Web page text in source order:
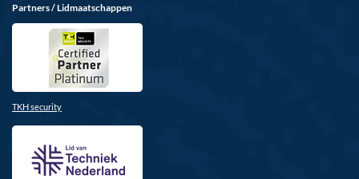
Partners / Lidmaatschappen
TKH security